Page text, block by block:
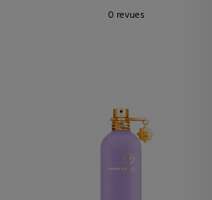
0 revues